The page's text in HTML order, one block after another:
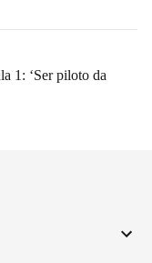
1: ‘Ser piloto da